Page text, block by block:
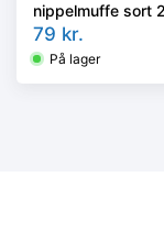
nippelmuffe sort
79 kr.
På lager